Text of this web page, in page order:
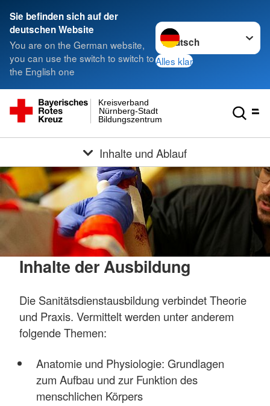
Sie befinden sich auf der
deutschen Website
You are on the German website,
you can use the switch to switch to
the English one
Sprache wechseln zu
Alles klar
Bildungszentrum
Nürnberg-Stadt
Kreisverband
Inhalte und Ablauf
Inhalte der Ausbildung
Die Sanitätsdienstausbildung verbindet Theorie
und Praxis. Vermittelt werden unter anderem
folgende Themen:
Anatomie und Physiologie: Grundlagen
zum Aufbau und zur Funktion des
menschlichen Körpers